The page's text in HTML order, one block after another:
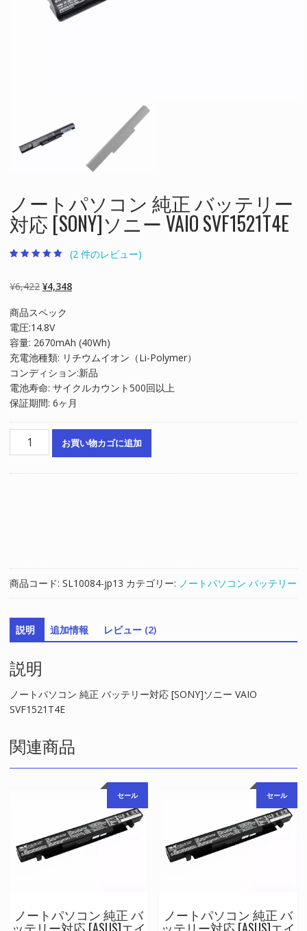
ノートパソコン 純正 バッテリー
対応 [SONY]ソニー VAIO SVF1521T4E
評価のうち、
5.00点
(2 件のレビュー)
¥6,422 元
価
格
は
¥6,422
で
し
た。
¥4,348現
格
は
¥4,348
で
す。
商品スペック
電圧:14.8V
容量: 2670mAh (40Wh)
充電池種類: リチウムイオン（Li-Polymer）
コンディション:新品
電池寿命: サイクルカウント500回以上
保証期間: 6ヶ月
バ
ッ
テ
リ
ー
応
[SONY]
ソ
ニ
VAIO
SVF1521T4E
個
お買い物カゴに追加
商品コード: SL10084-jp13 カテゴリー: ノートパソコン バッテリー
説明 追加情報 レビュー (2)
説明
ノートパソコン 純正 バッテリー対応 [SONY]ソニー VAIO
SVF1521T4E
関連商品
セール
ノートパソコン 純正 バ
セール
ノートパソコン 純正 バ